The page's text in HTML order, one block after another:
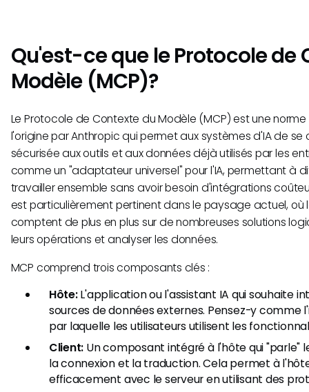
Qu'est-ce que le Protocole de
Modèle (MCP)?
Le Protocole de Contexte du Modèle (MCP) est une
l'origine par Anthropic qui permet aux systèmes d'IA de
sécurisée aux outils et aux données déjà utilisés par les
comme un "adaptateur universel" pour l'IA, permettant à
travailler ensemble sans avoir besoin d'intégrations
est particulièrement pertinent dans le paysage actuel, où
comptent de plus en plus sur de nombreuses solutions
leurs opérations et analyser les données.
MCP comprend trois composants clés :
Hôte:L'application ou l'assistant IA qui souhaite
sources de données externes. Pensez-y comme
par laquelle les utilisateurs utilisent les
Client: Un composant intégré à l'hôte qui "parle"
la connexion et la traduction. Cela permet à
efficacement avec le serveur en utilisant des